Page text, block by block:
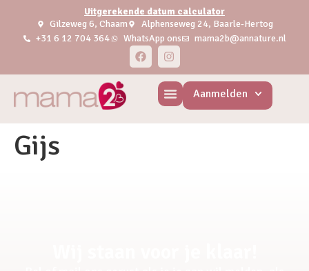
Uitgerekende datum calculator
Gilzeweg 6, Chaam
Alphenseweg 24, Baarle-Hertog
+31 6 12 704 364
WhatsApp ons mama2b@annature.nl
Aanmelden
Gijs